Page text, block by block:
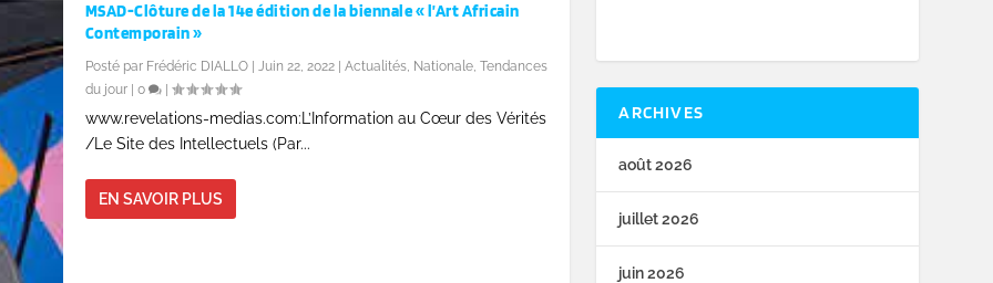
MSAD-Clôture de la 14e édition de la biennale « l’Art Africain
Contemporain »
Posté par Frédéric DIALLO| Juin 22, 2022| Actualités, Nationale, Tendances
du jour| 0 |
www.revelations-medias.com:L’Information au Cœur des Vérités
/Le Site des Intellectuels (Par...
EN SAVOIR PLUS
ARCHIVES
août 2026
juillet 2026
juin 2026